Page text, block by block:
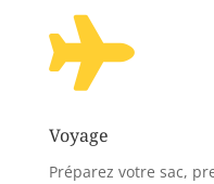

Voyage
Préparez votre sac,